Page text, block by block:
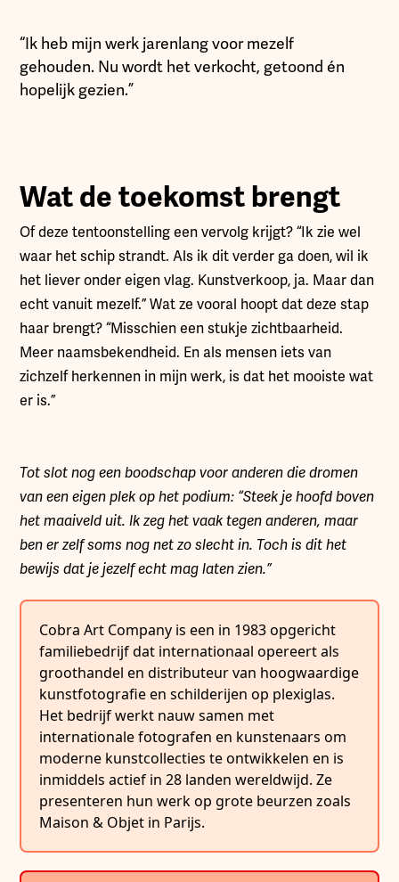
“Ik heb mijn werk jarenlang voor mezelf
gehouden. Nu wordt het verkocht, getoond én
hopelijk gezien.”
Wat de toekomst brengt
Of deze tentoonstelling een vervolg krijgt? “Ik zie wel
waar het schip strandt. Als ik dit verder ga doen, wil ik
het liever onder eigen vlag. Kunstverkoop, ja. Maar dan
echt vanuit mezelf.” Wat ze vooral hoopt dat deze stap
haar brengt? “Misschien een stukje zichtbaarheid.
Meer naamsbekendheid. En als mensen iets van
zichzelf herkennen in mijn werk, is dat het mooiste wat
er is.”
Tot slot nog een boodschap voor anderen die dromen
van een eigen plek op het podium: “Steek je hoofd boven
het maaiveld uit. Ik zeg het vaak tegen anderen, maar
ben er zelf soms nog net zo slecht in. Toch is dit het
bewijs dat je jezelf echt mag laten zien.”
Cobra Art Company is een in 1983 opgericht
familiebedrijf dat internationaal opereert als
groothandel en distributeur van hoogwaardige
kunstfotografie en schilderijen op plexiglas.
Het bedrijf werkt nauw samen met
internationale fotografen en kunstenaars om
moderne kunstcollecties te ontwikkelen en is
inmiddels actief in 28 landen wereldwijd. Ze
presenteren hun werk op grote beurzen zoals
Maison & Objet in Parijs.